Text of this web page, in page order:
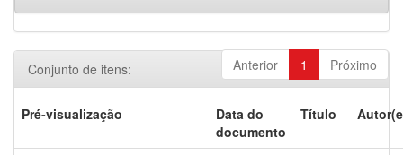
Anterior 1 Próximo
Conjunto de itens:
Pré-visualização
Data do
documento
Título